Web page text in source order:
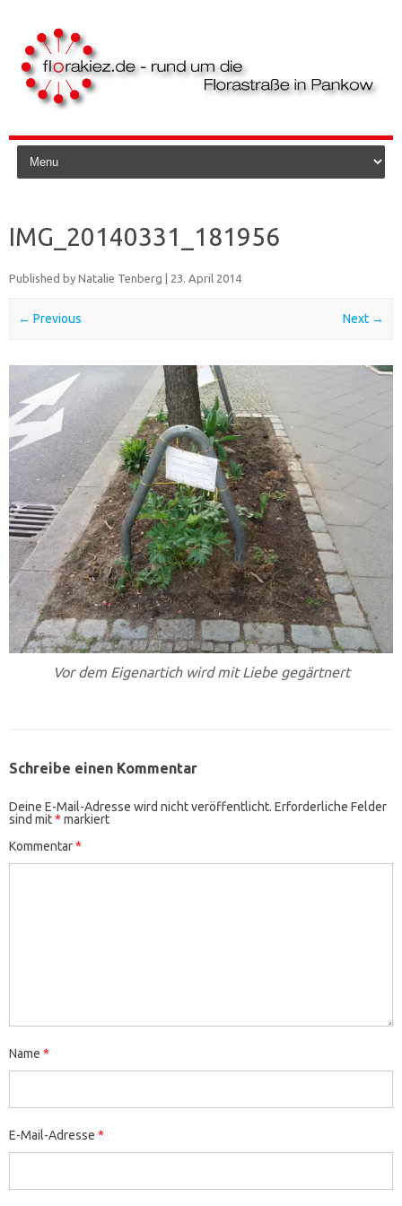
Skip to content
IMG_20140331_181956
Published by Natalie Tenberg 23. April 2014
← Previous Next →
Vor dem Eigenartich wird mit Liebe gegärtnert
Schreibe einen Kommentar
Deine E-Mail-Adresse wird nicht veröffentlicht. Erforderliche Felder
sind mit* markiert
Kommentar*
Name *
E-Mail-Adresse *